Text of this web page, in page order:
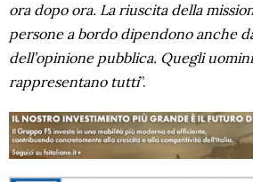
ora dopo ora. La riuscita della
persone a bordo dipendono anche
dell’opinione pubblica. Quegli
rappresentano tutti”.